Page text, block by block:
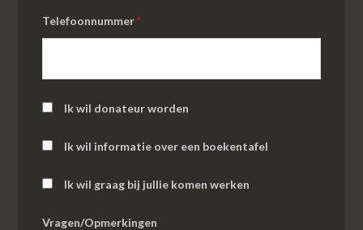
Telefoonnummer*
Ik wil donateur worden
Ik wil informatie over een boekentafel
Ik wil graag bij jullie komen werken
Vragen/Opmerkingen